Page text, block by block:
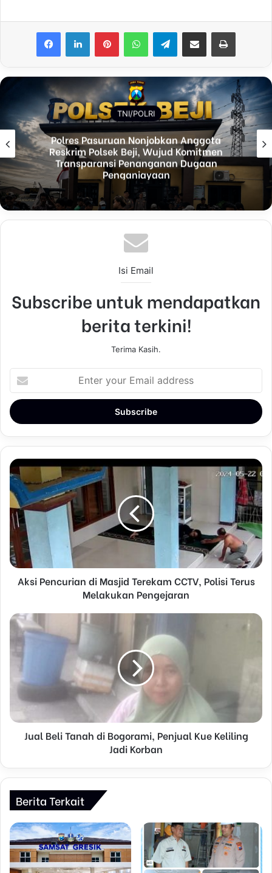
Telegram
TNI/POLRI
Polres Pasuruan Nonjobkan Anggota
Reskrim Polsek Beji, Wujud Komitmen
Transparansi Penanganan Dugaan
Penganiayaan
Isi Email
Subscribe untuk mendapatkan
berita terkini!
Terima Kasih.
e
y
u
r
E
m
a
l
a
d
s
Aksi Pencurian di Masjid Terekam CCTV, Polisi Terus
Melakukan Pengejaran
Jual Beli Tanah di Bogorami, Penjual Kue Keliling
Jadi Korban
Berita Terkait